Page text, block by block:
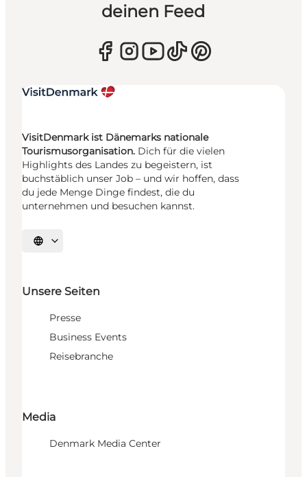
deinen Feed
VisitDenmark ist Dänemarks nationale
Tourismusorganisation. Dich für die vielen
Highlights des Landes zu begeistern, ist
buchstäblich unser Job – und wir hoffen, dass
du jede Menge Dinge findest, die du
unternehmen und besuchen kannst.
Sprache auswählen
Unsere Seiten
Presse
Business Events
Reisebranche
Media
Denmark Media Center